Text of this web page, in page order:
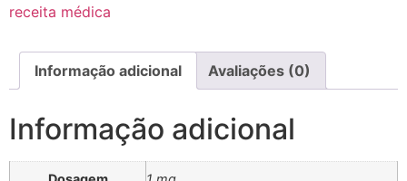
receita médica
Informação adicional Avaliações (0)
Informação adicional